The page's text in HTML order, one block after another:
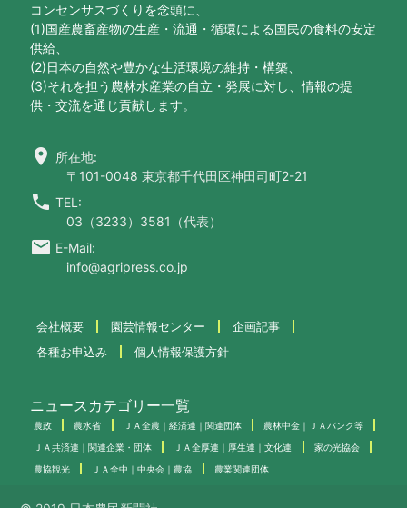
コンセンサスづくりを念頭に、
(1)国産農畜産物の生産・流通・循環による国民の食料の安定
供給、
(2)日本の自然や豊かな生活環境の維持・構築、
(3)それを担う農林水産業の自立・発展に対し、情報の提
供・交流を通じ貢献します。
location_on 所在地:
〒101-0048 東京都千代田区神田司町2-21
call TEL:
03（3233）3581（代表）
email E-Mail:
info@agripress.co.jp
会社概要 園芸情報センター
企画記事
各種お申込み
個人情報保護方針
ニュースカテゴリー一覧
農政 農水省 ＪＡ全農｜経済連｜関連団体 農林中金｜ＪＡバンク等
ＪＡ共済連｜関連企業・団体 ＪＡ全厚連｜厚生連｜文化連 家の光協会
農協観光 ＪＡ全中｜中央会｜農協 農業関連団体